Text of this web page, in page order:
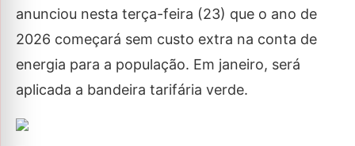
anunciou nesta terça-feira (23) que o ano de
2026 começará sem custo extra na conta de
energia para a população. Em janeiro, será
aplicada a bandeira tarifária verde.